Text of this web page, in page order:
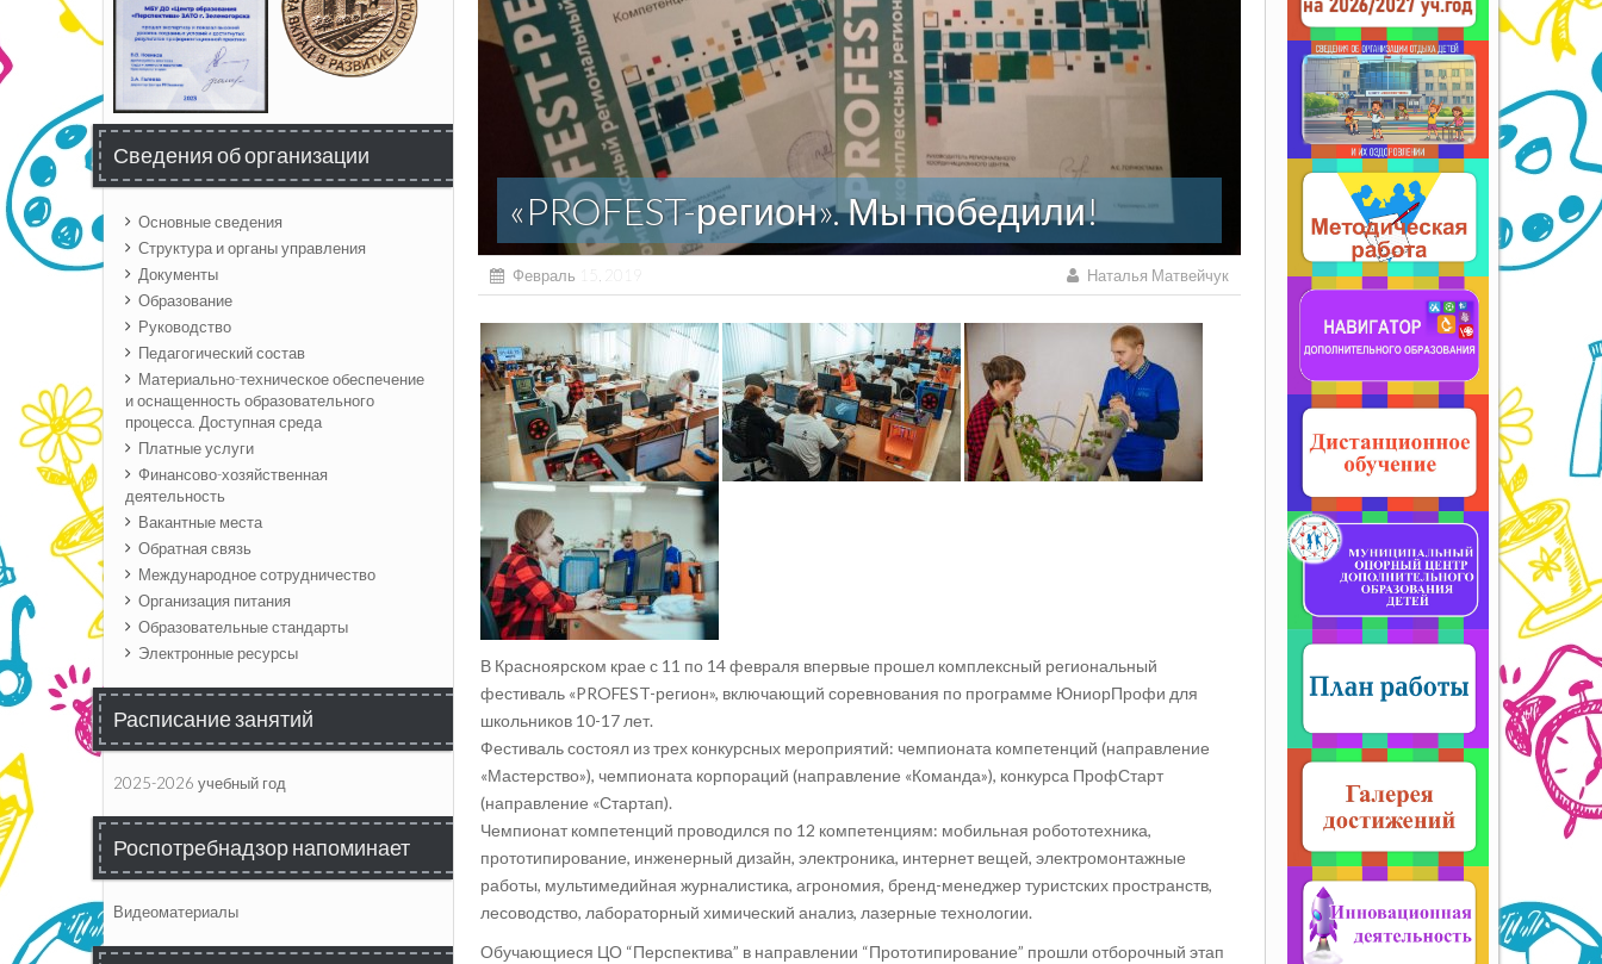
Сведения об организации
Основные сведения
Структура и органы управления
Документы
Образование
Руководство
Педагогический состав
Материально-техническое обеспечение
и оснащенность образовательного
процесса. Доступная среда
Платные услуги
Финансово-хозяйственная
деятельность
Вакантные места
Обратная связь
Международное сотрудничество
Организация питания
Образовательные стандарты
Электронные ресурсы
Расписание занятий
2025-2026 учебный год
Роспотребнадзор напоминает
Видеоматериалы
«PROFEST-регион». Мы победили!
Февраль 15, 2019 Наталья Матвейчук
В Красноярском крае с 11 по 14 февраля впервые прошел комплексный региональный
фестиваль «PROFEST-регион», включающий соревнования по программе ЮниорПрофи для
школьников 10-17 лет.
Фестиваль состоял из трех конкурсных мероприятий: чемпионата компетенций (направление
«Мастерство»), чемпионата корпораций (направление «Команда»), конкурса ПрофСтарт
(направление «Стартап).
Чемпионат компетенций проводился по 12 компетенциям: мобильная робототехника,
прототипирование, инженерный дизайн, электроника, интернет вещей, электромонтажные
работы, мультимедийная журналистика, агрономия, бренд-менеджер туристских пространств,
лесоводство, лабораторный химический анализ, лазерные технологии.
Обучающиеся ЦО “Перспектива” в направлении “Прототипирование” прошли отборочный этап